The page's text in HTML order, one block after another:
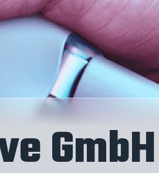
GmbH